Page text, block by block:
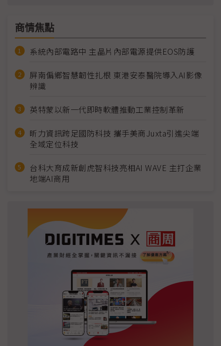
商情焦點
系統內部電路中 主晶片內部電源提供EOS防護
屏南偏鄉智慧韌性扎根 東港安泰醫院導入AI影像
辨識
英特蒙以新一代即時軟體推動工業控制革新
昕力資訊跨足國防科技 攜手美商Juxta引進尖端
全域定位科技
台科大育成新創虎智科技亮相AI WAVE 主打企業
地端AI商用